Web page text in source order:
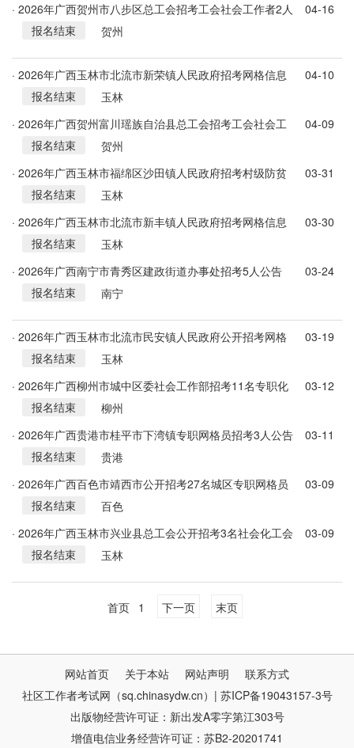
· 2026年广西贺州市八步区总工会招考工会社会工作者2人
公告
04-16
报名结束
贺州
· 2026年广西玉林市北流市新荣镇人民政府招考网格信息
管理员1人公告
04-10
报名结束
玉林
· 2026年广西贺州富川瑶族自治县总工会招考工会社会工
作者2人公告
04-09
报名结束
贺州
· 2026年广西玉林市福绵区沙田镇人民政府招考村级防贫
监测信息员1人公告
03-31
报名结束
玉林
· 2026年广西玉林市北流市新丰镇人民政府招考网格信息
管理员1人公告
03-30
报名结束
玉林
· 2026年广西南宁市青秀区建政街道办事处招考5人公告
03-24
报名结束
南宁
· 2026年广西玉林市北流市民安镇人民政府公开招考网格
信息管理员公告
03-19
报名结束
玉林
· 2026年广西柳州市城中区委社会工作部招考11名专职化
城市社区工作者简章
03-12
报名结束
柳州
· 2026年广西贵港市桂平市下湾镇专职网格员招考3人公告
03-11
报名结束
贵港
· 2026年广西百色市靖西市公开招考27名城区专职网格员
公告
03-09
报名结束
百色
· 2026年广西玉林市兴业县总工会公开招考3名社会化工会
工作者公告
03-09
报名结束
玉林
首页 1 下一页 末页
网站首页 关于本站 网站声明
联系方式
社区工作者考试网（sq.chinasydw.cn）| 苏ICP备19043157-3号
出版物经营许可证：新出发A零字第江303号
增值电信业务经营许可证：苏B2-20201741